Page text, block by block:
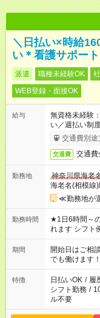
＼日払い×時給
い＊看護サポート
派遣 職種未経験OK
WEB登録・面接OK
給与
無資格未経験
い／週払い制
完了次第のお
交通費別途
交通費 交通
勤務地
神奈川県海老
海老名(相模線)
≪勤務地が
勤務時間
★1日6時間～の時短シフトOK
れます シフト
18：00 11：00～20：00 など
合わせ週40時
週20時間以上
派遣法（日雇
業はご案内が
期間
開始日はご
でも働けます！
特徴 日払いOK / 履
シフト勤務 /
ル不要